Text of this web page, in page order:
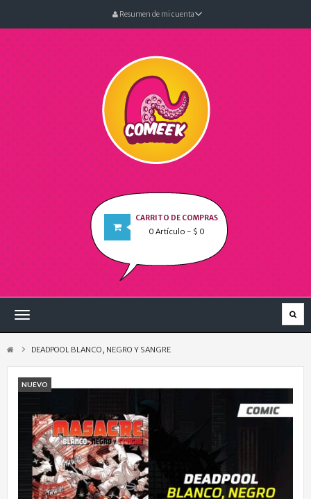
Resumen de mi cuenta
CARRITO DE COMPRAS
0 Artículo - $ 0
Navegación
DEADPOOL BLANCO, NEGRO Y SANGRE
NUEVO